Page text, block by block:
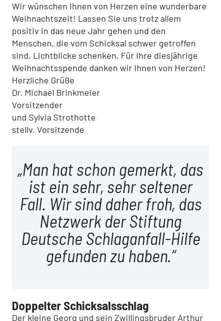
Wir wünschen Ihnen von Herzen eine wunderbare
Weihnachtszeit! Lassen Sie uns trotz allem
positiv in das neue Jahr gehen und den
Menschen, die vom Schicksal schwer getroffen
sind, Lichtblicke schenken. Für Ihre diesjährige
Weihnachtsspende danken wir Ihnen von Herzen!
Herzliche Grüße
Dr. Michael Brinkmeier
Vorsitzender
und Sylvia Strothotte
stellv. Vorsitzende
Man hat schon gemerkt, das
ist ein sehr, sehr seltener
Fall. Wir sind daher froh, das
Netzwerk der Stiftung
Deutsche Schlaganfall-Hilfe
gefunden zu haben.
Doppelter Schicksalsschlag
Der kleine Georg und sein Zwillingsbruder Arthur